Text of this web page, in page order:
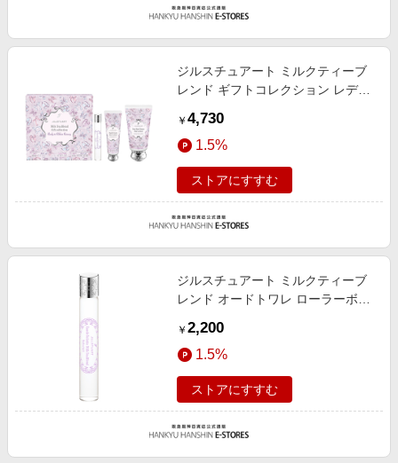
ジルスチュアート ミルクティーブ
レンド ギフトコレクション レディ
￥ 4,730
1.5%
ストアにすすむ
ジルスチュアート ミルクティーブ
レンド オードトワレ ローラーボー
￥ 2,200
1.5%
ストアにすすむ